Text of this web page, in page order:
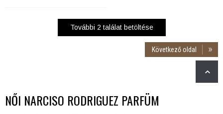
További 2 találat betöltése
Következő oldal
NŐI NARCISO RODRIGUEZ PARFÜM